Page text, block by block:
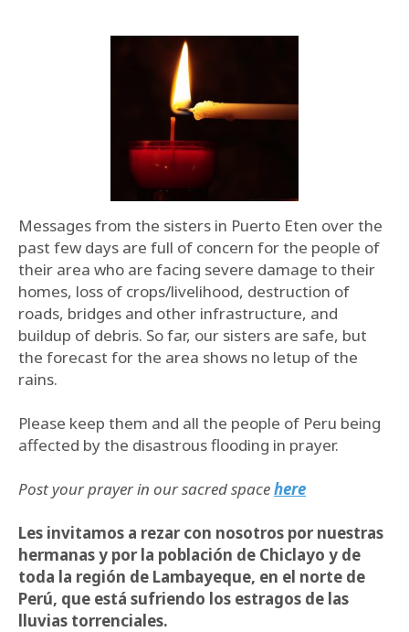
Messages from the sisters in Puerto Eten over the
past few days are full of concern for the people of
their area who are facing severe damage to their
homes, loss of crops/livelihood, destruction of
roads, bridges and other infrastructure, and
buildup of debris. So far, our sisters are safe, but
the forecast for the area shows no letup of the
rains.
Please keep them and all the people of Peru being
affected by the disastrous flooding in prayer.
Post your prayer in our sacred spacehere
Les invitamos a rezar con nosotros por nuestras
hermanas y por la población de Chiclayo y de
toda la región de Lambayeque, en el norte de
Perú, que está sufriendo los estragos de las
lluvias torrenciales.